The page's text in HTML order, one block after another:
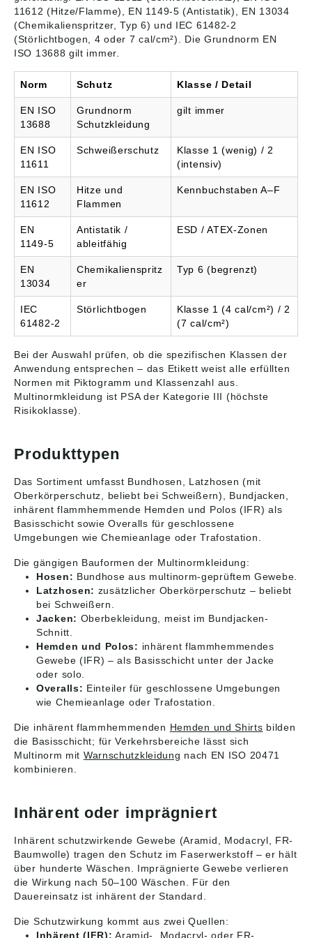
Funken festsetzen
könnenKontrastnähte
che mit
PatteGummizug im
RückenSchenkeltasch
e mit Patte und
DruckknöpfenZollstoc
ktascheKnietaschen,
höhenregulierbar und
mit Patte sowie
obenVentilation unter
den
ÄrmelnManschetten
mit GummizugNähte
weisen nach unten, so
Zu diesem Modell
folgenden Knieschutz:
00418-100, 00718-
20118-915Zertifiziert
zusammen mit
Kniepolstertyp SHORT
oder LONG gemäß
11612 (Hitze/Flamme), EN 1149-5 (Antistatik), EN 13034
(Chemikalienspritzer, Typ 6) und IEC 61482-2
(Störlichtbogen, 4 oder 7 cal/cm²). Die Grundnorm EN
ISO 13688 gilt immer.
Norm Schutz Klasse / Detail
EN ISO
13688
Grundnorm
Schutzkleidung
gilt immer
EN ISO
11611
Schweißerschutz
Klasse 1 (wenig) / 2
(intensiv)
EN ISO
11612
Hitze und
Flammen
Kennbuchstaben A–F
EN
1149-5
Antistatik /
ableitfähig
ESD / ATEX-Zonen
EN
13034
Chemikalienspritz
er
Typ 6 (begrenzt)
IEC
61482-2
Störlichtbogen
Klasse 1 (4 cal/cm²) / 2
(7 cal/cm²)
Bei der Auswahl prüfen, ob die spezifischen Klassen der
Anwendung entsprechen – das Etikett weist alle erfüllten
Normen mit Piktogramm und Klassenzahl aus.
Multinormkleidung ist PSA der Kategorie III (höchste
Risikoklasse).
Produkttypen
Das Sortiment umfasst Bundhosen, Latzhosen (mit
Oberkörperschutz, beliebt bei Schweißern), Bundjacken,
inhärent flammhemmende Hemden und Polos (IFR) als
Basisschicht sowie Overalls für geschlossene
Umgebungen wie Chemieanlage oder Trafostation.
Die gängigen Bauformen der Multinormkleidung:
Hosen: Bundhose aus multinorm-geprüftem Gewebe.
Latzhosen: zusätzlicher Oberkörperschutz – beliebt
bei Schweißern.
Jacken: Oberbekleidung, meist im Bundjacken-
Schnitt.
Hemden und Polos: inhärent flammhemmendes
Gewebe (IFR) – als Basisschicht unter der Jacke
oder solo.
Overalls: Einteiler für geschlossene Umgebungen
wie Chemieanlage oder Trafostation.
Die inhärent flammhemmenden Hemden und Shirts bilden
die Basisschicht; für Verkehrsbereiche lässt sich
Multinorm mit Warnschutzkleidung nach EN ISO 20471
kombinieren.
Inhärent oder imprägniert
Inhärent schutzwirkende Gewebe (Aramid, Modacryl, FR-
Baumwolle) tragen den Schutz im Faserwerkstoff – er hält
über hunderte Wäschen. Imprägnierte Gewebe verlieren
die Wirkung nach 50–100 Wäschen. Für den
Dauereinsatz ist inhärent der Standard.
Die Schutzwirkung kommt aus zwei Quellen:
Inhärent (IFR): Aramid-, Modacryl- oder FR-